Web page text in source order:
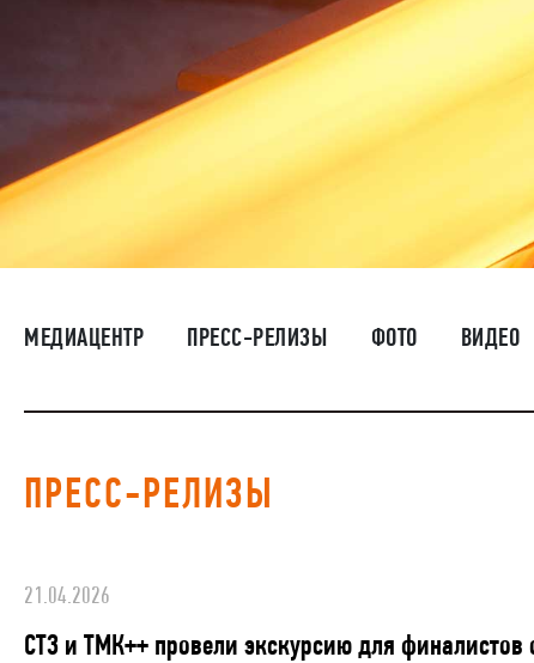
МЕДИАЦЕНТР ПРЕСС-РЕЛИЗЫ ФОТО ВИДЕО
ПРЕСС-РЕЛИЗЫ
21.04.2026
СТЗ и ТМК++ провели экскурсию для